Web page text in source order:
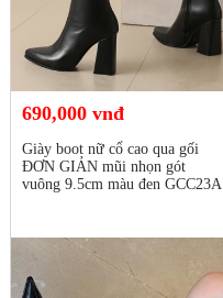
690,000 vnđ
Giày boot nữ cổ cao qua gối
ĐƠN GIẢN mũi nhọn gót
vuông 9.5cm màu đen GCC23A